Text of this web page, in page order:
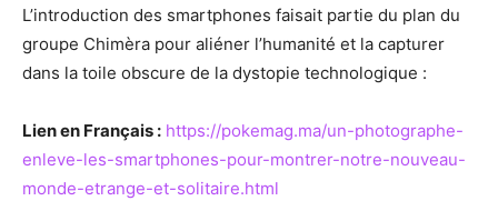
L’introduction des smartphones faisait partie du plan du
groupe Chimèra pour aliéner l’humanité et la capturer
dans la toile obscure de la dystopie technologique :
Lien en Français : https://pokemag.ma/un-photographe-
enleve-les-smartphones-pour-montrer-notre-nouveau-
monde-etrange-et-solitaire.html